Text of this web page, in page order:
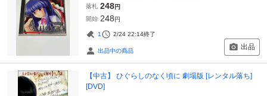
落札 248円
開始 248円
1 2/24 22:14終了
出品中の商品 出品
【中古】 ひぐらしのなく頃に 劇場版 [レンタル落ち]
[DVD]